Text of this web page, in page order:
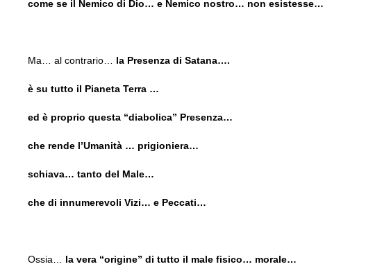
come se il Nemico di Dio… e Nemico nostro… non esistesse…
Ma… al contrario… la Presenza di Satana….
è su tutto il Pianeta Terra …
ed è proprio questa “diabolica” Presenza…
che rende l’Umanità … prigioniera…
schiava… tanto del Male…
che di innumerevoli Vizi… e Peccati…
Ossia… la vera “origine” di tutto il male fisico… morale…